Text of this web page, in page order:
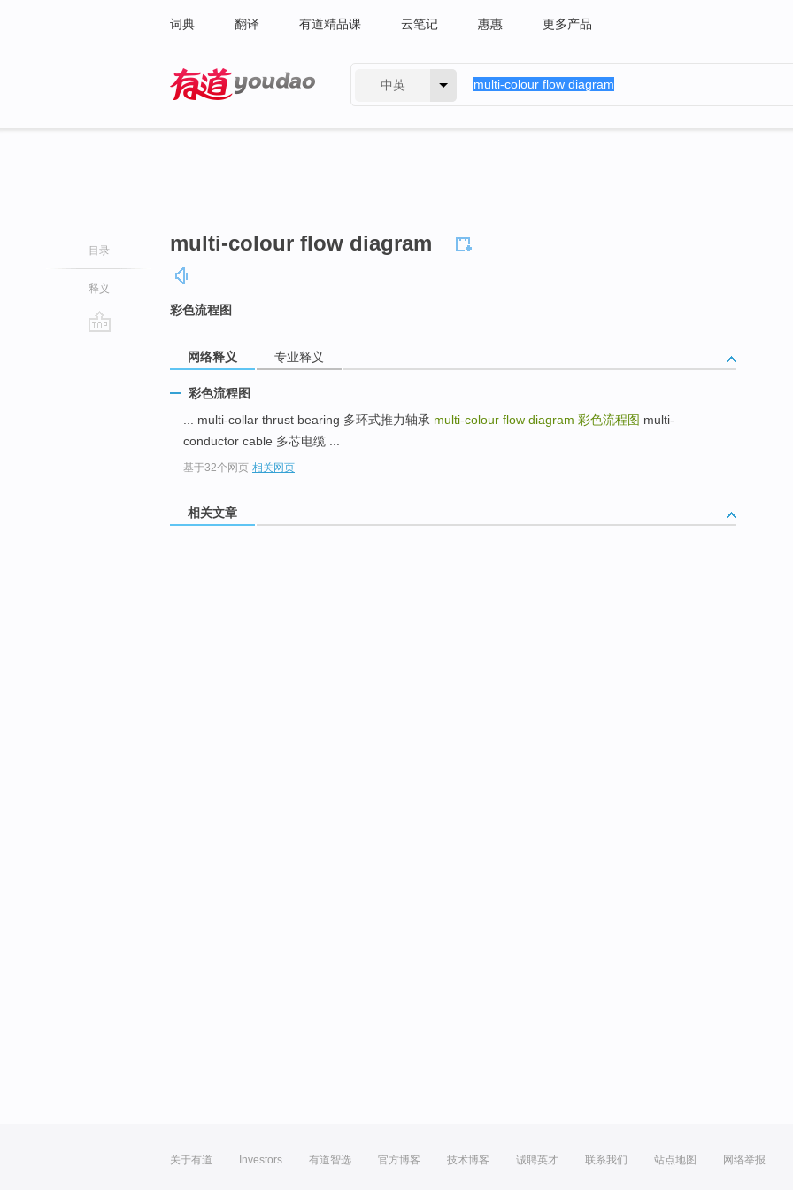
词典 翻译 有道精品课 云笔记 惠惠 更多产品
中英
目录
释义
multi-colour flow diagram
彩色流程图
网络释义 专业释义
彩色流程图
... multi-collar thrust bearing 多环式推力轴承 multi-colour flow diagram 彩色流程图 multi-
conductor cable 多芯电缆 ...
基于32个网页-相关网页
相关文章
关于有道 Investors 有道智选 官方博客 技术博客 诚聘英才 联系我们 站点地图 网络举报